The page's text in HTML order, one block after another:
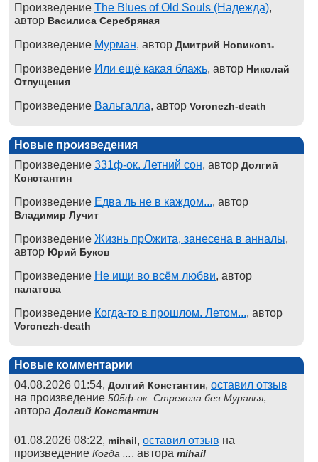
Произведение The Blues of Old Souls (Надежда),
автор Василиса Серебряная
Произведение Мурман, автор Дмитрий Новиковъ
Произведение Или ещё какая блажь, автор Николай
Отпущения
Произведение Вальгалла, автор Voronezh-death
Новые произведения
Произведение 331ф-ок. Летний сон, автор Долгий
Константин
Произведение Едва ль не в каждом..., автор
Владимир Лучит
Произведение Жизнь прОжита, занесена в анналы,
автор Юрий Буков
Произведение Не ищи во всём любви, автор
палатова
Произведение Когда-то в прошлом. Летом..., автор
Voronezh-death
Новые комментарии
04.08.2026 01:54, Долгий Константин, оставил отзыв
на произведение 505ф-ок. Стрекоза без Муравья,
автораДолгий Константин
01.08.2026 08:22, mihail, оставил отзыв на
произведение Когда ... , автора mihail